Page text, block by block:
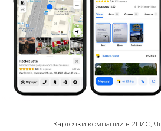
Карточки компании в 2ГИС,